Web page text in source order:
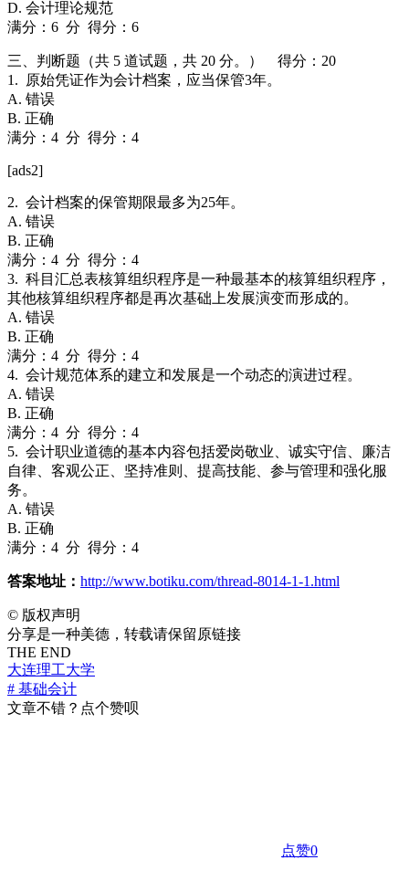
D. 会计理论规范
满分：6 分 得分：6
三、判断题（共 5 道试题，共 20 分。） 得分：20
1. 原始凭证作为会计档案，应当保管3年。
A. 错误
B. 正确
满分：4 分 得分：4
[ads2]
2. 会计档案的保管期限最多为25年。
A. 错误
B. 正确
满分：4 分 得分：4
3. 科目汇总表核算组织程序是一种最基本的核算组织程序，
其他核算组织程序都是再次基础上发展演变而形成的。
A. 错误
B. 正确
满分：4 分 得分：4
4. 会计规范体系的建立和发展是一个动态的演进过程。
A. 错误
B. 正确
满分：4 分 得分：4
5. 会计职业道德的基本内容包括爱岗敬业、诚实守信、廉洁
自律、客观公正、坚持准则、提高技能、参与管理和强化服
务。
A. 错误
B. 正确
满分：4 分 得分：4
答案地址： http://www.botiku.com/thread-8014-1-1.html
© 版权声明
分享是一种美德，转载请保留原链接
THE END
大连理工大学
# 基础会计
文章不错？点个赞呗
点赞0